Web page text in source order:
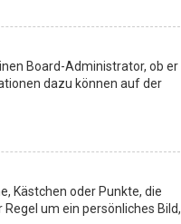
Board-Administrator, ob er
dazu können auf der
Kästchen oder Punkte, die
um ein persönliches Bild,